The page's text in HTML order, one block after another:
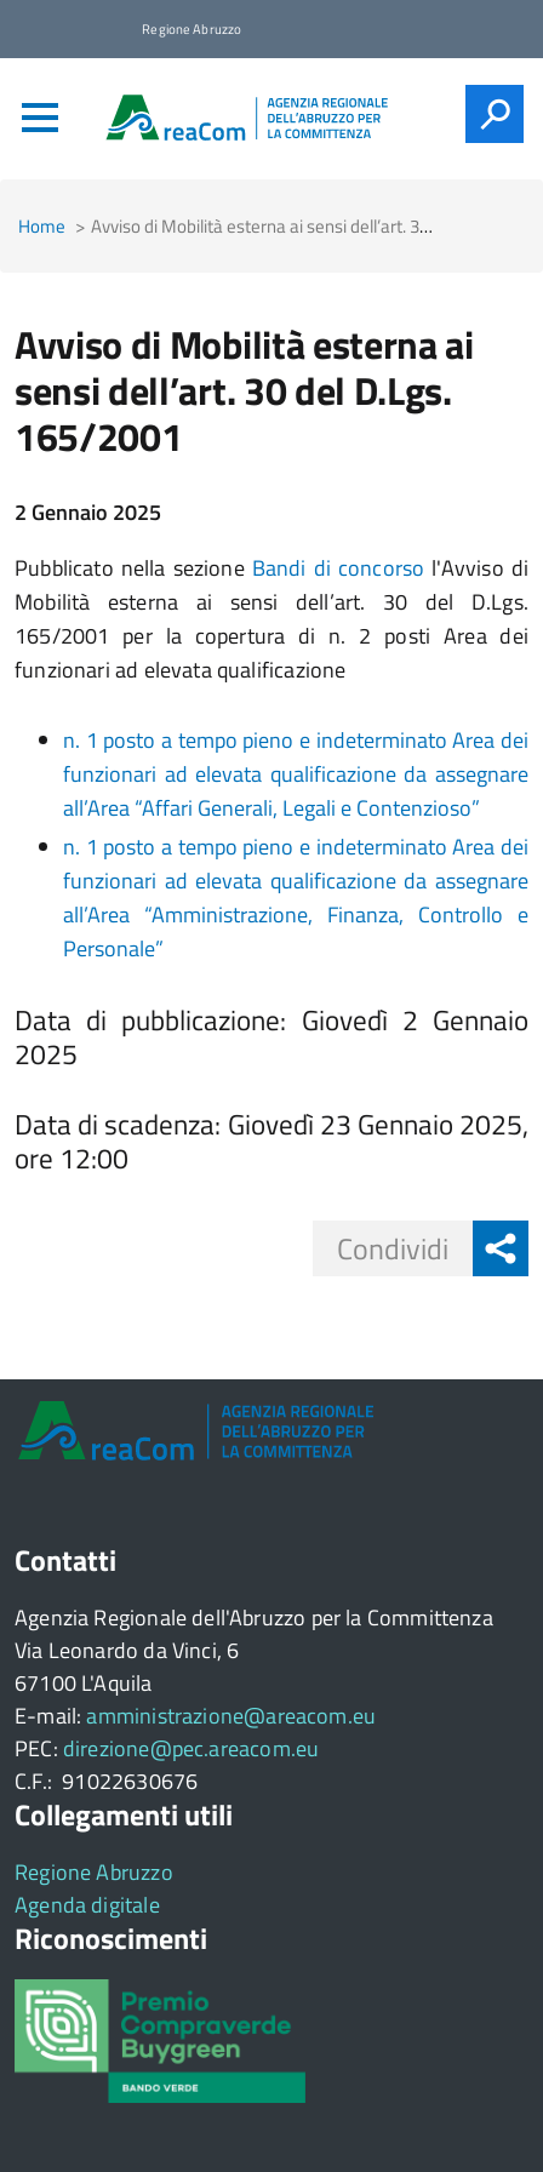
Regione Abruzzo
Home Avviso di Mobilità esterna ai sensi dell’art. 30 del D.Lgs. 165/2001
Avviso di Mobilità esterna ai
sensi dell’art. 30 del D.Lgs.
165/2001
2 Gennaio 2025
Pubblicato nella sezione Bandi di concorso l'Avviso di
Mobilità esterna ai sensi dell’art. 30 del D.Lgs.
165/2001 per la copertura di n. 2 posti Area dei
funzionari ad elevata qualificazione
n. 1 posto a tempo pieno e indeterminato Area dei
funzionari ad elevata qualificazione da assegnare
all’Area “Affari Generali, Legali e Contenzioso”
n. 1 posto a tempo pieno e indeterminato Area dei
funzionari ad elevata qualificazione da assegnare
all’Area “Amministrazione, Finanza, Controllo e
Personale”
Data di pubblicazione: Giovedì 2 Gennaio
2025
Data di scadenza: Giovedì 23 Gennaio 2025,
ore 12:00
Condividi
Contatti
Agenzia Regionale dell'Abruzzo per la Committenza
Via Leonardo da Vinci, 6
67100 L'Aquila
E-mail:amministrazione@areacom.eu
PEC: direzione@pec.areacom.eu
C.F.: 91022630676
Collegamenti utili
Regione Abruzzo
Agenda digitale
Riconoscimenti